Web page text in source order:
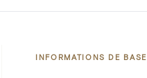
INFORMATIONS DE BASE